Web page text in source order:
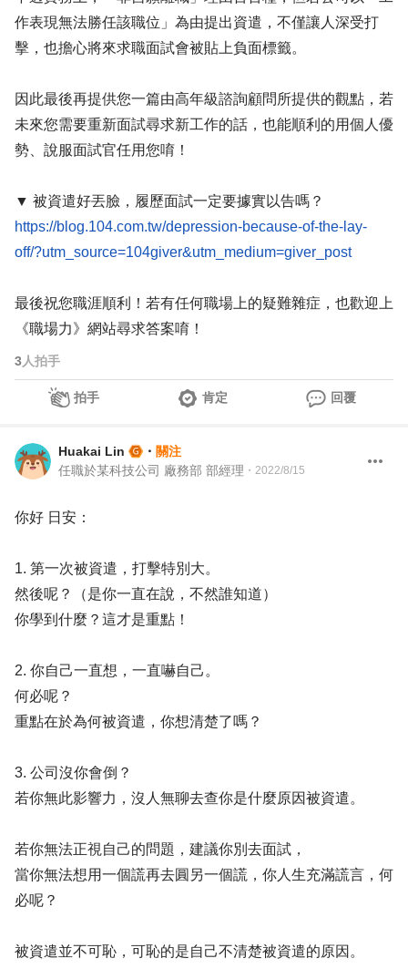
作表現無法勝任該職位」為由提出資遣，不僅讓人深受打
擊，也擔心將來求職面試會被貼上負面標籤。
因此最後再提供您一篇由高年級諮詢顧問所提供的觀點，若
未來您需要重新面試尋求新工作的話，也能順利的用個人優
勢、說服面試官任用您唷！
▼ 被資遣好丟臉，履歷面試一定要據實以告嗎？
https://blog.104.com.tw/depression-because-of-the-lay-
off/?utm_source=104giver&utm_medium=giver_post
最後祝您職涯順利！若有任何職場上的疑難雜症，也歡迎上
《職場力》網站尋求答案唷！
3人拍手
拍手 肯定 回覆
Huakai Lin ・ 關注
任職於某科技公司 廠務部 部經理 ・ 2022/8/15
你好 日安：
1. 第一次被資遣，打擊特別大。
然後呢？（是你一直在說，不然誰知道）
你學到什麼？這才是重點！
2. 你自己一直想，一直嚇自己。
何必呢？
重點在於為何被資遣，你想清楚了嗎？
3. 公司沒你會倒？
若你無此影響力，沒人無聊去查你是什麼原因被資遣。
若你無法正視自己的問題，建議你別去面試，
當你無法想用一個謊再去圓另一個謊，你人生充滿謊言，何
必呢？
被資遣並不可恥，可恥的是自己不清楚被資遣的原因。